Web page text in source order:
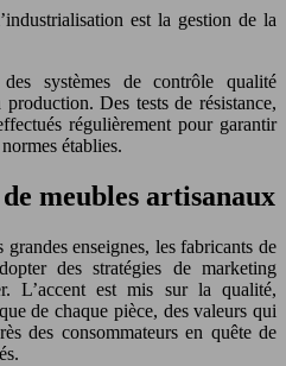
est la gestion de la
systèmes de contrôle qualité
Des tests de résistance,
régulièrement pour garantir
établies.
meubles artisanaux
enseignes, les fabricants de
des stratégies de marketing
L’accent est mis sur la qualité,
de chaque pièce, des valeurs qui
des consommateurs en quête de